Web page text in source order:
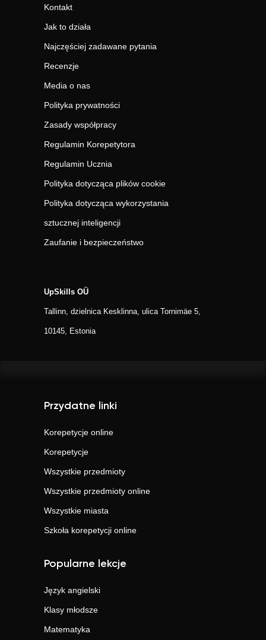
Kontakt
Jak to działa
Najczęściej zadawane pytania
Recenzje
Media o nas
Polityka prywatności
Zasady współpracy
Regulamin Korepetytora
Regulamin Ucznia
Polityka dotycząca plików cookie
Polityka dotycząca wykorzystania
sztucznej inteligencji
Zaufanie i bezpieczeństwo
UpSkills OÜ
Tallinn, dzielnica Kesklinna, ulica Tornimäe 5,
10145, Estonia
Przydatne linki
Korepetycje online
Korepetycje
Wszystkie przedmioty
Wszystkie przedmioty online
Wszystkie miasta
Szkoła korepetycji online
Popularne lekcje
Język angielski
Klasy młodsze
Matematyka